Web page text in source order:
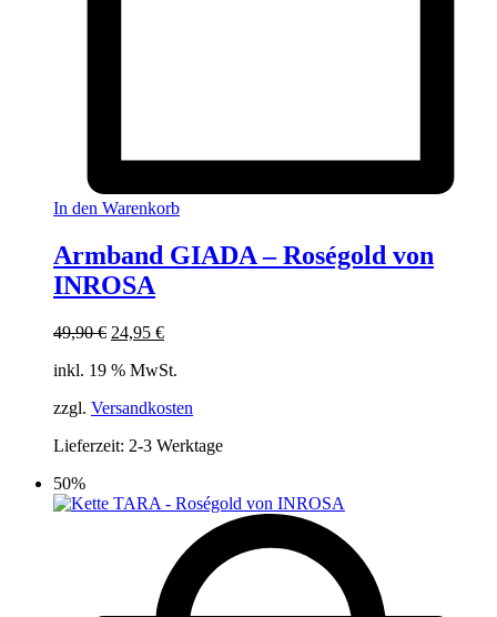
In den Warenkorb
Armband GIADA – Roségold von
INROSA
49,90€ Ursprünglicher
war:
24,95 €Aktueller
ist:
inkl. 19 % MwSt.
zzgl. Versandkosten
Lieferzeit: 2-3 Werktage
50%